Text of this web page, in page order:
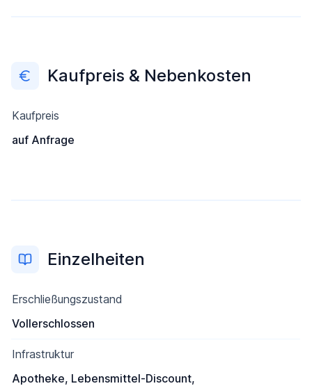
Kaufpreis & Nebenkosten
Kaufpreis
auf Anfrage
Einzelheiten
Erschließungszustand
Vollerschlossen
Infrastruktur
Apotheke, Lebensmittel-Discount,